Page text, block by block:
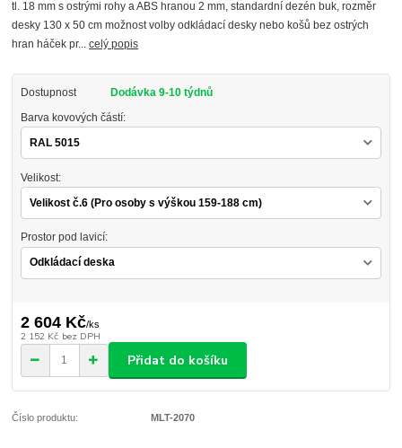
tl. 18 mm s ostrými rohy a ABS hranou 2 mm, standardní dezén buk, rozměr
desky 130 x 50 cm možnost volby odkládací desky nebo košů bez ostrých
hran háček pr...celý popis
Dostupnost Dodávka 9-10 týdnů
Barva kovových částí:
Velikost:
Prostor pod lavicí:
2 604 Kč/ks
2 152 Kč bez DPH
Přidat do košíku
Číslo produktu: MLT-2070